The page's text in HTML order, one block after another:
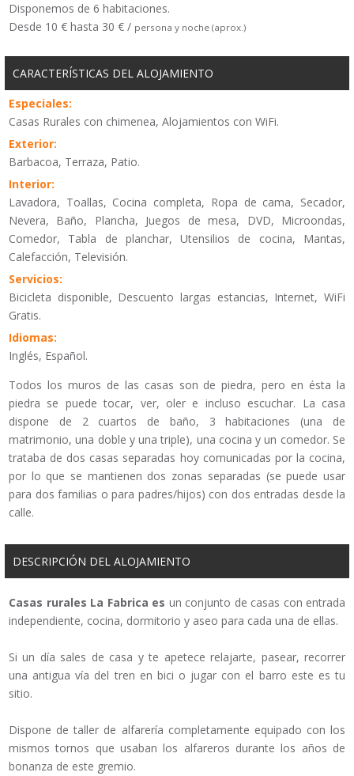
Disponemos de 6 habitaciones.
Desde 10 € hasta 30 € / persona y noche (aprox.)
CARACTERÍSTICAS DEL ALOJAMIENTO
Especiales:
Casas Rurales con chimenea, Alojamientos con WiFi.
Exterior:
Barbacoa, Terraza, Patio.
Interior:
Lavadora, Toallas, Cocina completa, Ropa de cama, Secador,
Nevera, Baño, Plancha, Juegos de mesa, DVD, Microondas,
Comedor, Tabla de planchar, Utensilios de cocina, Mantas,
Calefacción, Televisión.
Servicios:
Bicicleta disponible, Descuento largas estancias, Internet, WiFi
Gratis.
Idiomas:
Inglés, Español.
Todos los muros de las casas son de piedra, pero en ésta la
piedra se puede tocar, ver, oler e incluso escuchar. La casa
dispone de 2 cuartos de baño, 3 habitaciones (una de
matrimonio, una doble y una triple), una cocina y un comedor. Se
trataba de dos casas separadas hoy comunicadas por la cocina,
por lo que se mantienen dos zonas separadas (se puede usar
para dos familias o para padres/hijos) con dos entradas desde la
calle.
DESCRIPCIÓN DEL ALOJAMIENTO
Casas rurales La Fabrica es un conjunto de casas con entrada
independiente, cocina, dormitorio y aseo para cada una de ellas.
Si un día sales de casa y te apetece relajarte, pasear, recorrer
una antigua vía del tren en bici o jugar con el barro este es tu
sitio.
Dispone de taller de alfarería completamente equipado con los
mismos tornos que usaban los alfareros durante los años de
bonanza de este gremio.